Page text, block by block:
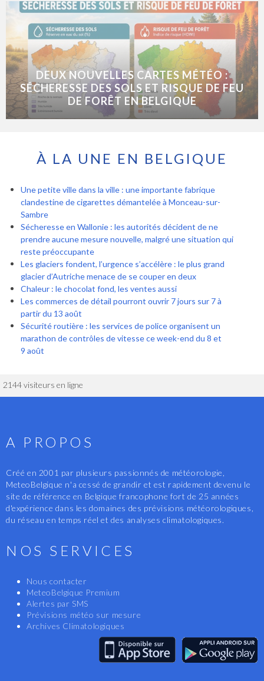
DEUX NOUVELLES CARTES MÉTÉO :
SÉCHERESSE DES SOLS ET RISQUE DE FEU
DE FORÊT EN BELGIQUE
À LA UNE EN BELGIQUE
Une petite ville dans la ville : une importante fabrique
clandestine de cigarettes démantelée à Monceau-sur-
Sambre
Sécheresse en Wallonie : les autorités décident de ne
prendre aucune mesure nouvelle, malgré une situation qui
reste préoccupante
Les glaciers fondent, l’urgence s’accélère : le plus grand
glacier d’Autriche menace de se couper en deux
Chaleur : le chocolat fond, les ventes aussi
Les commerces de détail pourront ouvrir 7 jours sur 7 à
partir du 13 août
Sécurité routière : les services de police organisent un
marathon de contrôles de vitesse ce week-end du 8 et
9 août
2144 visiteurs en ligne
A PROPOS
Créé en 2001 par plusieurs passionnés de météorologie,
MeteoBelgique n'a cessé de grandir et est rapidement devenu le
site de référence en Belgique francophone fort de 25 années
d'expérience dans les domaines des prévisions météorologiques,
du réseau en temps réel et des analyses climatologiques.
NOS SERVICES
Nous contacter
MeteoBelgique Premium
Alertes par SMS
Prévisions météo sur mesure
Archives Climatologiques